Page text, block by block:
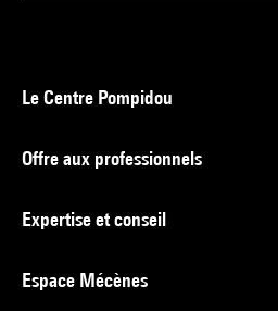
Le Centre Pompidou
Offre aux professionnels
Expertise et conseil
Espace Mécènes